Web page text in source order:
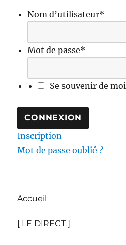
Nom d’utilisateur*
Mot de passe*
Se souvenir de moi
Inscription
Mot de passe oublié ?
Accueil
[ LE DIRECT ]